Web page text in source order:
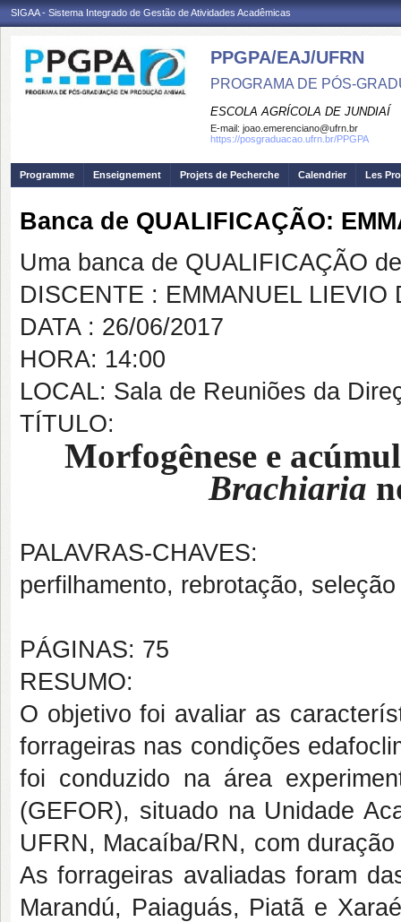
SIGAA - Sistema Integrado de Gestão de Atividades Acadêmicas
PPGPA/EAJ/UFRN
PROGRAMA DE PÓS-
ESCOLA AGRÍCOLA DE JUNDIAÍ
E-mail: joao.emerenciano@ufrn.br
https://posgraduacao.ufrn.br/PPGPA
Programme Enseignement Projets de Pecherche Calendrier Les
Banca de QUALIFICAÇÃO:
Uma banca de QUALIFICAÇÃO
DISCENTE : EMMANUEL LIEVIO
DATA : 26/06/2017
HORA: 14:00
LOCAL: Sala de Reuniões da
TÍTULO:
Morfogênese e
Brachiaria
PALAVRAS-CHAVES:
perfilhamento, rebrotação,
PÁGINAS: 75
RESUMO:
O objetivo foi avaliar as
forrageiras nas condições
foi conduzido na área
(GEFOR), situado na Unidade
UFRN, Macaíba/RN, com
As forrageiras avaliadas foram
Marandú, Paiaguás, Piatã e